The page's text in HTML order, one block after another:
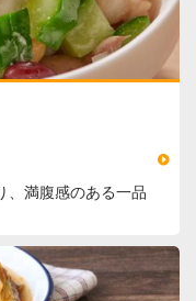
、満腹感のある一品